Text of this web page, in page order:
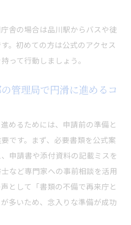
舎の場合は品川駅からバスや徒
。初めての方は公式のアクセス
って行動しましょう。
管理局で円滑に進めるコ
めるためには、申請前の準備と
です。まず、必要書類を公式案
申請書や添付資料の記載ミスを
など専門家への事前相談を活用
として「書類の不備で再来庁と
多いため、念入りな準備が成功